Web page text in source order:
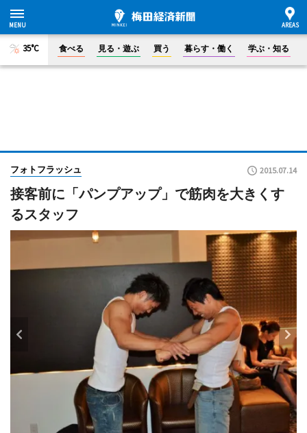
35°C 食べる 見る・遊ぶ 買う 暮らす・働く 学ぶ・知る
フォトフラッシュ 2015.07.14
接客前に「パンプアップ」で筋肉を大きくす
るスタッフ